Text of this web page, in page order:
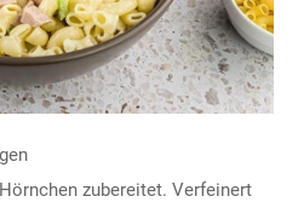
zubereitet. Verfeinert